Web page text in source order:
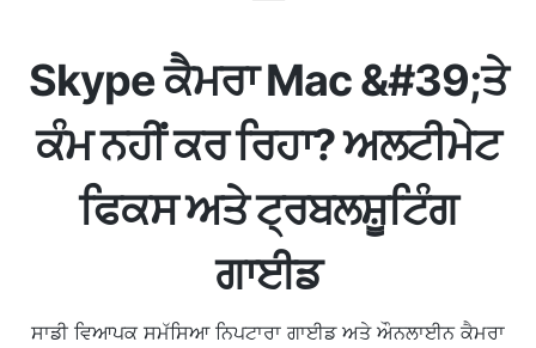
Skype ਕੈਮਰਾ Mac &#39;ਤੇ
ਕੰਮ ਨਹੀਂ ਕਰ ਰਿਹਾ? ਅਲਟੀਮੇਟ
ਫਿਕਸ ਅਤੇ ਟ੍ਰਬਲਸ਼ੂਟਿੰਗ
ਗਾਈਡ
ਸਾਡੀ ਵਿਆਪਕ ਸਮੱਸਿਆ ਨਿਪਟਾਰਾ ਗਾਈਡ ਅਤੇ ਔਨਲਾਈਨ ਕੈਮਰਾ